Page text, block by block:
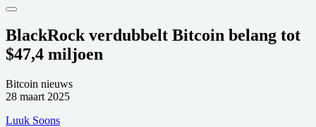
BlackRock verdubbelt Bitcoin belang tot
$47,4 miljoen
Bitcoin nieuws
28 maart 2025
Luuk Soons